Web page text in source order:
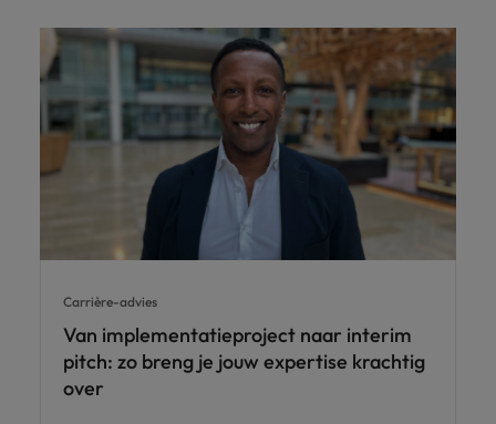
Carrière-advies
Van implementatieproject naar interim
pitch: zo breng je jouw expertise krachtig
over